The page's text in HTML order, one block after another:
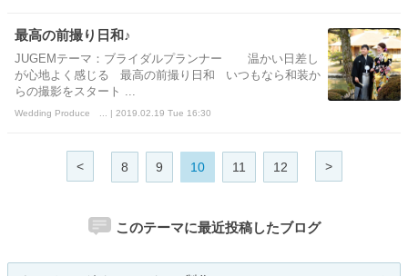
最高の前撮り日和♪
JUGEMテーマ：ブライダルプランナー 温かい日差し
が心地よく感じる 最高の前撮り日和 いつもなら和装か
らの撮影をスタート ...
Wedding Produce ... | 2019.02.19 Tue 16:30
< 8 9 10 11 12 >
このテーマに最近投稿したブログ